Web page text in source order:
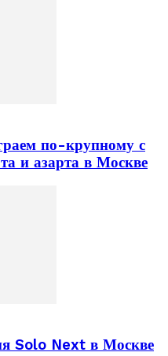
по-крупному с
и азарта в Москве
Solo Next в Москве